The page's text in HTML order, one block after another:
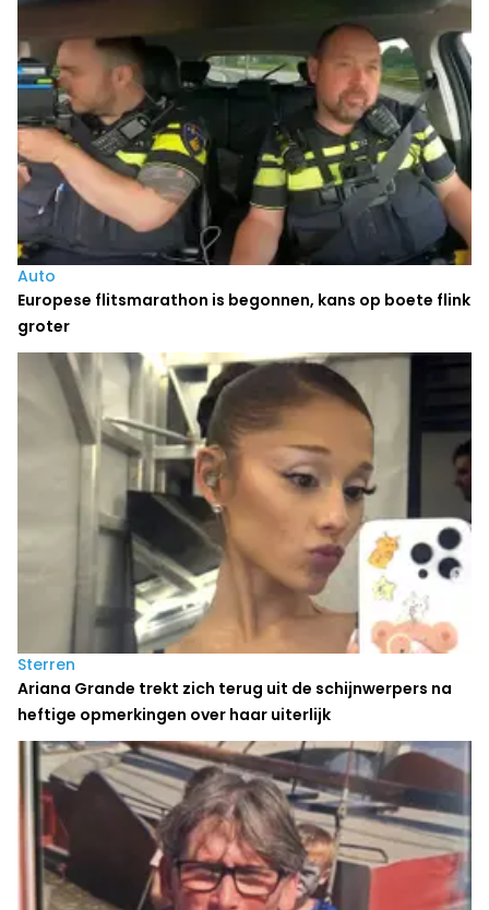
Auto
Europese flitsmarathon is begonnen, kans op boete flink
groter
Sterren
Ariana Grande trekt zich terug uit de schijnwerpers na
heftige opmerkingen over haar uiterlijk